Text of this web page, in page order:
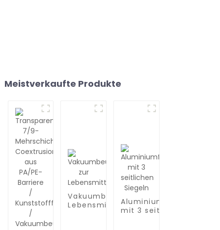
Meistverkaufte Produkte
Vakuumbeutel zur
Lebensmittelaufbewahrung
Aluminiumfolienbeutel
mit 3 seitlichen